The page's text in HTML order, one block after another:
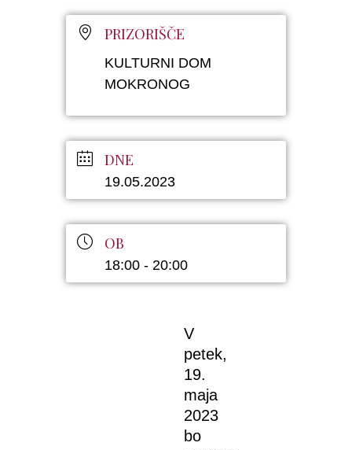
PRIZORIŠČE
KULTURNI DOM
MOKRONOG
DNE
19.05.2023
OB
18:00 - 20:00
V
petek,
19.
maja
2023
bo